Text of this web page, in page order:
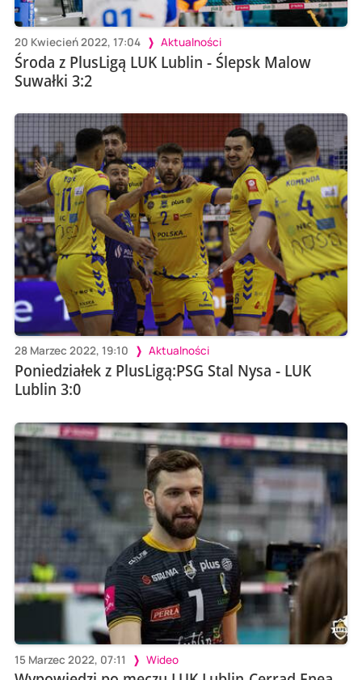
20 Kwiecień 2022, 17:04 Aktualności
Środa z PlusLigą LUK Lublin - Ślepsk Malow
Suwałki 3:2
28 Marzec 2022, 19:10 Aktualności
Poniedziałek z PlusLigą:PSG Stal Nysa - LUK
Lublin 3:0
15 Marzec 2022, 07:11 Wideo